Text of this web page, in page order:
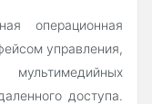
операционная
управления,
доступа.